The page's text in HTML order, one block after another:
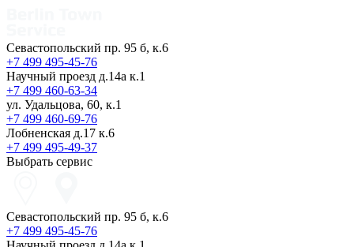
Севастопольский пр. 95 б, к.6
+7 499 495-45-76
Научный проезд д.14а к.1
+7 499 460-63-34
ул. Удальцова, 60, к.1
+7 499 460-69-76
Лобненская д.17 к.6
+7 499 495-49-37
Выбрать сервис
Севастопольский пр. 95 б, к.6
+7 499 495-45-76